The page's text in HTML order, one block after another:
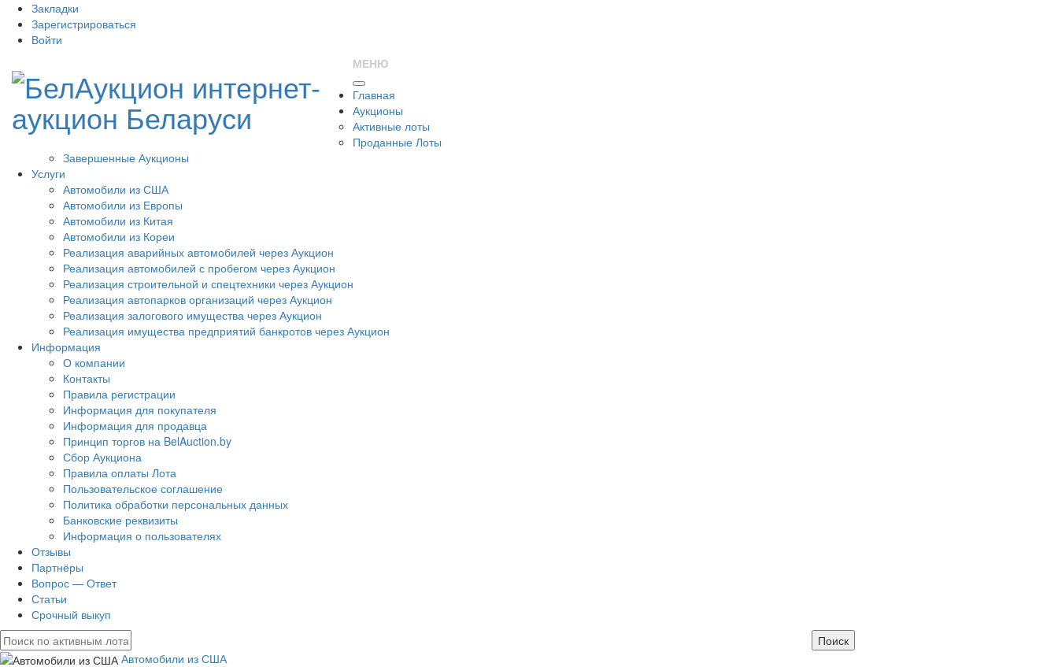
Закладки
Зарегистрироваться
Войти
МЕНЮ
Главная
Аукционы
Активные лоты
Проданные Лоты
Завершенные Аукционы
Услуги
Автомобили из США
Автомобили из Европы
Автомобили из Китая
Автомобили из Кореи
Реализация аварийных автомобилей через Аукцион
Реализация автомобилей с пробегом через Аукцион
Реализация строительной и спецтехники через Аукцион
Реализация автопарков организаций через Аукцион
Реализация залогового имущества через Аукцион
Реализация имущества предприятий банкротов через Аукцион
Информация
О компании
Контакты
Правила регистрации
Информация для покупателя
Информация для продавца
Принцип торгов на BelAuction.by
Сбор Аукциона
Правила оплаты Лота
Пользовательское соглашение
Политика обработки персональных данных
Банковские реквизиты
Информация о пользователях
Отзывы
Партнёры
Вопрос — Ответ
Статьи
Срочный выкуп
Автомобили из США